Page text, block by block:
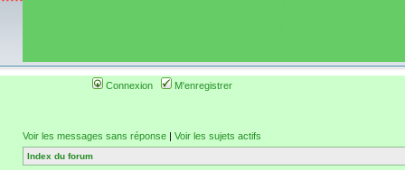
Connexion M'enregistrer
Voir les messages sans réponse | Voir les sujets actifs
Index du forum